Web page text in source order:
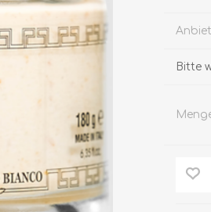
TRÜFFEL
Bitte